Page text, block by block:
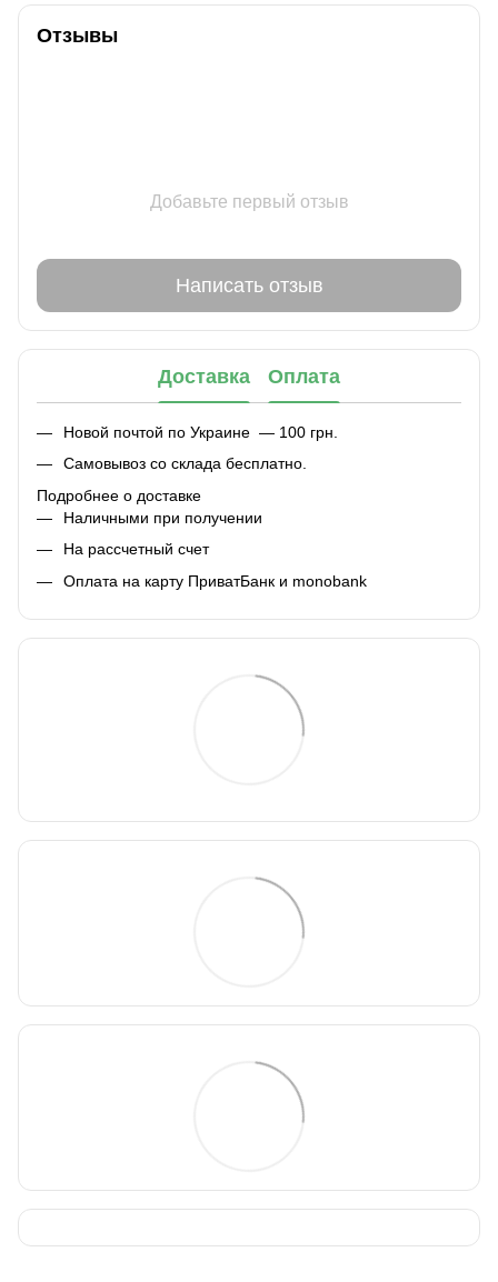
Отзывы
Добавьте первый отзыв
Написать отзыв
Доставка Оплата
Новой почтой по Украине — 100 грн.
Самовывоз со склада бесплатно.
Подробнее о доставке
Наличными при получении
На рассчетный счет
Оплата на карту ПриватБанк и monobank